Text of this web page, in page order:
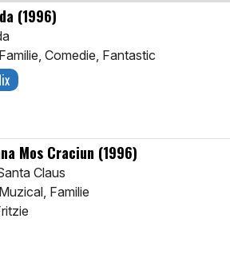
(1996)
Comedie, Fantastic
Mos Craciun (1996)
Claus
Familie